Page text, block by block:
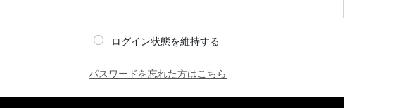
ログイン状態を維持する
パスワードを忘れた方はこちら